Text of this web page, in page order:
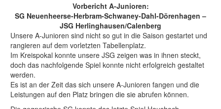
Vorbericht A-Junioren:
SG Neuenheerse-Herbram-Schwaney-Dahl-Dörenhagen –
JSG Herlinghausen/Calenberg
Unsere A-Junioren sind nicht so gut in die Saison gestartet und
rangieren auf dem vorletzten Tabellenplatz.
Im Kreispokal konnte unsere JSG zeigen was in ihnen steckt,
doch das nachfolgende Spiel konnte nicht erfolgreich gestaltet
werden.
Es ist an der Zeit das sich unsere A-Junioren fangen und die
Leistungen auf den Platz bringen die sie abrufen können.